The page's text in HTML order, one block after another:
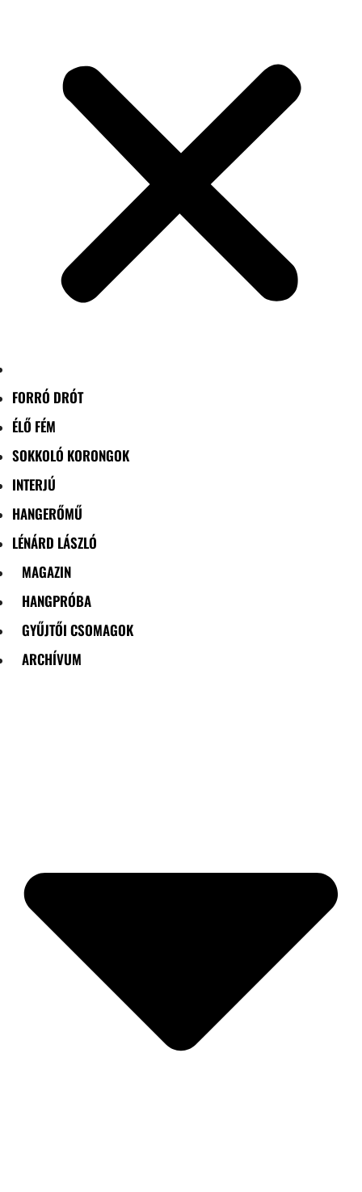
FORRÓ DRÓT
ÉLŐ FÉM
SOKKOLÓ KORONGOK
INTERJÚ
HANGERŐMŰ
LÉNÁRD LÁSZLÓ
MAGAZIN
HANGPRÓBA
GYŰJTŐI CSOMAGOK
ARCHÍVUM